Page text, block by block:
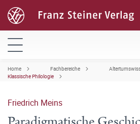
Home Fachbereiche
Klassische Philologie
Friedrich Meins